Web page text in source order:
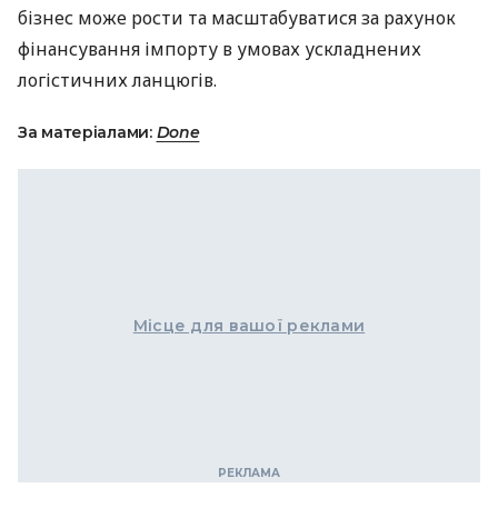
бізнес може рости та масштабуватися за рахунок
фінансування імпорту в умовах ускладнених
логістичних ланцюгів.
За матеріалами: Done
Місце для вашої реклами